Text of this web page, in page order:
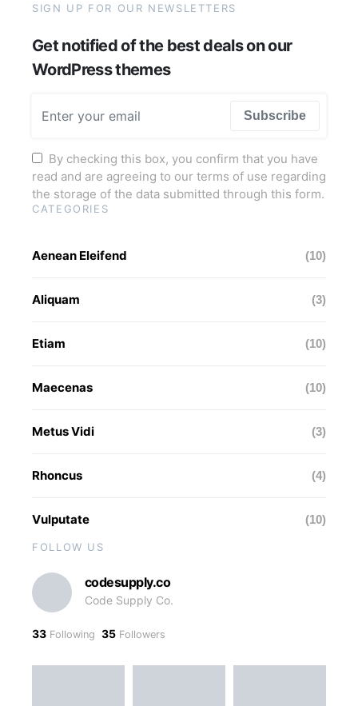
SIGN UP FOR OUR NEWSLETTERS
Get notified of the best deals on our
WordPress themes
Subscribe
By checking this box, you confirm that you have
read and are agreeing to our terms of use regarding
the storage of the data submitted through this form.
CATEGORIES
Aenean Eleifend (10)
Aliquam (3)
Etiam (10)
Maecenas (10)
Metus Vidi (3)
Rhoncus (4)
Vulputate (10)
FOLLOW US
codesupply.co
Code Supply Co.
33 Following 35 Followers